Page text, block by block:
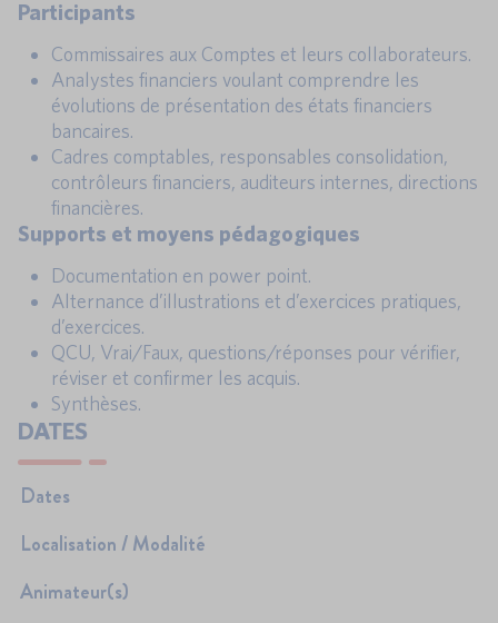
Participants
Commissaires aux Comptes et leurs collaborateurs.
Analystes financiers voulant comprendre les
évolutions de présentation des états financiers
bancaires.
Cadres comptables, responsables consolidation,
contrôleurs financiers, auditeurs internes, directions
financières.
Supports et moyens pédagogiques
Documentation en power point.
Alternance d’illustrations et d’exercices pratiques,
d’exercices.
QCU, Vrai/Faux, questions/réponses pour vérifier,
réviser et confirmer les acquis.
Synthèses.
DATES
Dates
Localisation / Modalité
Animateur(s)